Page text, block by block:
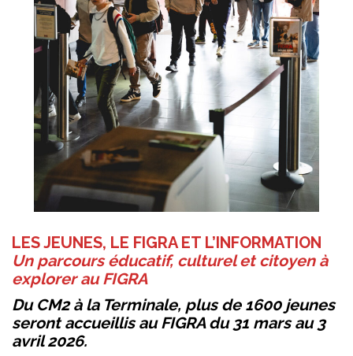
LES JEUNES, LE FIGRA ET L’INFORMATION
Un parcours éducatif, culturel et citoyen à
explorer au FIGRA
Du CM2 à la Terminale, plus de 1600 jeunes
seront accueillis au FIGRA du 31 mars au 3
avril 2026.